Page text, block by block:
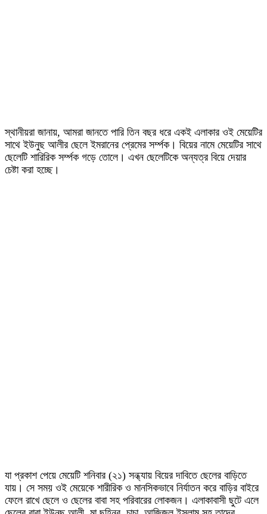
স্থানীয়রা জানায়, আমরা জানতে পারি তিন বছর ধরে একই এলাকার ওই মেয়েটির
সাথে ইউনুছ আলীর ছেলে ইমরানের প্রেমের সর্ম্পক। বিয়ের নামে মেয়েটির সাথে
ছেলেটি শারিরিক সর্ম্পক গড়ে তোলে। এখন ছেলেটিকে অন্যত্র বিয়ে দেয়ার
চেষ্টা করা হচ্ছে।
যা প্রকাশ পেয়ে মেয়েটি শনিবার (২১) সন্ধ্যায় বিয়ের দাবিতে ছেলের বাড়িতে
যায়। সে সময় ওই মেয়েকে শারীরিক ও মানসিকভাবে নির্যাতন করে বাড়ির বাইরে
ফেলে রাখে ছেলে ও ছেলের বাবা সহ পরিবারের লোকজন। এলাকাবাসী ছুটে এলে